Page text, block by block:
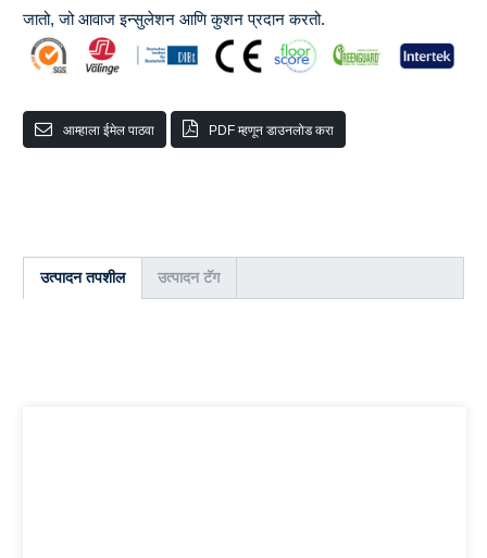
जातो, जो आवाज इन्सुलेशन आणि कुशन प्रदान करतो.
आम्हाला ईमेल पाठवा PDF म्हणून डाउनलोड करा
उत्पादन तपशील उत्पादन टॅग